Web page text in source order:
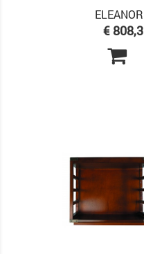
Prijs
€